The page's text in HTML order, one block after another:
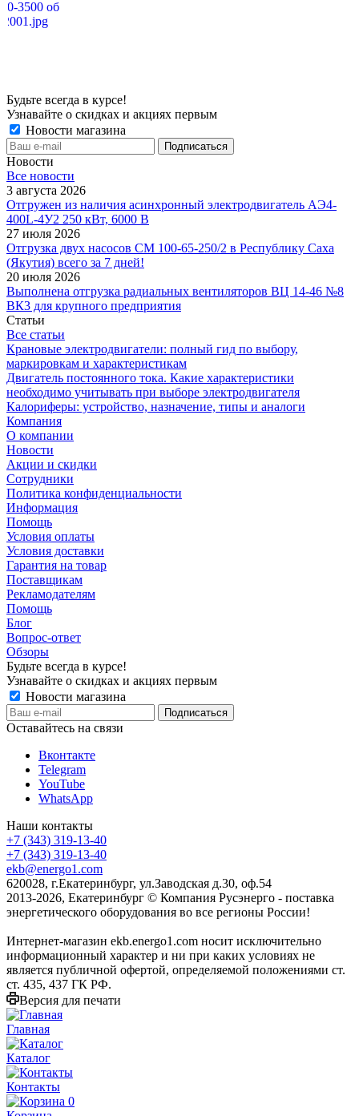
Будьте всегда в курсе!
Узнавайте о скидках и акциях первым
Новости магазина
Новости
Все новости
3 августа 2026
Отгружен из наличия асинхронный электродвигатель АЭ4-
400L-4У2 250 кВт, 6000 В
27 июля 2026
Отгрузка двух насосов СМ 100-65-250/2 в Республику Саха
(Якутия) всего за 7 дней!
20 июля 2026
Выполнена отгрузка радиальных вентиляторов ВЦ 14-46 №8
ВК3 для крупного предприятия
Статьи
Все статьи
Крановые электродвигатели: полный гид по выбору,
маркировкам и характеристикам
Двигатель постоянного тока. Какие характеристики
необходимо учитывать при выборе электродвигателя
Калориферы: устройство, назначение, типы и аналоги
Компания
О компании
Новости
Акции и скидки
Сотрудники
Политика конфиденциальности
Информация
Помощь
Условия оплаты
Условия доставки
Гарантия на товар
Поставщикам
Рекламодателям
Помощь
Блог
Вопрос-ответ
Обзоры
Будьте всегда в курсе!
Узнавайте о скидках и акциях первым
Новости магазина
Оставайтесь на связи
Вконтакте
Telegram
YouTube
WhatsApp
Наши контакты
+7 (343) 319-13-40
+7 (343) 319-13-40
ekb@energo1.com
620028, г.Екатеринбург, ул.Заводская д.30, оф.54
2013-2026, Екатеринбург © Компания Русэнерго - поставка
энергетического оборудования во все регионы России!
Интернет-магазин ekb.energo1.com носит исключительно
информационный характер и ни при каких условиях не
является публичной офертой, определяемой положениями ст.
ст. 435, 437 ГК РФ.
Версия для печати
Главная
Каталог
Контакты
0